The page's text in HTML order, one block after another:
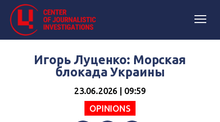
Игорь Луценко: Морская
блокада Украины
23.06.2026 | 09:59
OPINIONS